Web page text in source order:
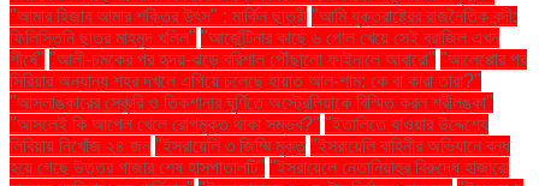
"আমার হিজাব আমার শক্তির উৎস" : মার্কিন ছাত্রী "আমি যুক্তরাষ্ট্রের রাজনৈতিক বন্দী:
ফিলিস্তিনি ছাত্র মাহমুদ খলিল" "আর্জেন্টিনার কাছে ৬ গোল খেয়ে সেই ব্রাজিল এখন
শীর্ষে" "আলী-চমকের পর হৃদয়-ঝড়ে বরিশাল পৌঁছালো ফাইনালে আবারো" "আলেপ্পোর পর
সিরিয়ার অন্যান্য শহর দখলে এগিয়ে চলেছে হায়াত আল-শাম: কে বা কারা তারা?"
"আসলাঙ্কারের সেঞ্চুরি ও তিকশানার ঘূর্ণিতে অস্ট্রেলিয়াকে বিস্মিত করল শ্রীলঙ্কা"
"আসলেই কি আপেল খেলে রোগমুক্ত থাকা সম্ভব?" "ইতালিতে যাওয়ার উদ্দেশ্যে
লিবিয়ায় নিখোঁজ ২৪ জন "ইসরায়েলি ৩ জিম্মি মুক্ত "ইসরায়েলি বাহিনীর অভিযানে বন্ধ
হয়ে গেছে উত্তর গাজার শেষ হাসপাতালটি" "ইসরায়েলে নেতানিয়াহুর বিরুদ্ধে হাজারো